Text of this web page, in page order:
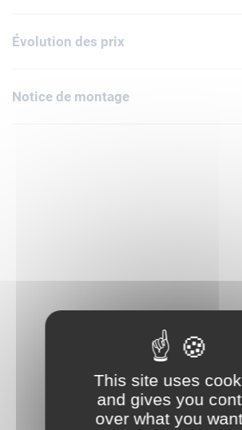
biscuits, des friandises pour chien, des jumelles,
télescope, une lampe de poche, une tablette,
Ce set est un beau cadeau à offrir à des
de sciences et d'exploration spatiale, pour un
Évolution des prix
Notice de montage
This site uses
and gives you
over what you